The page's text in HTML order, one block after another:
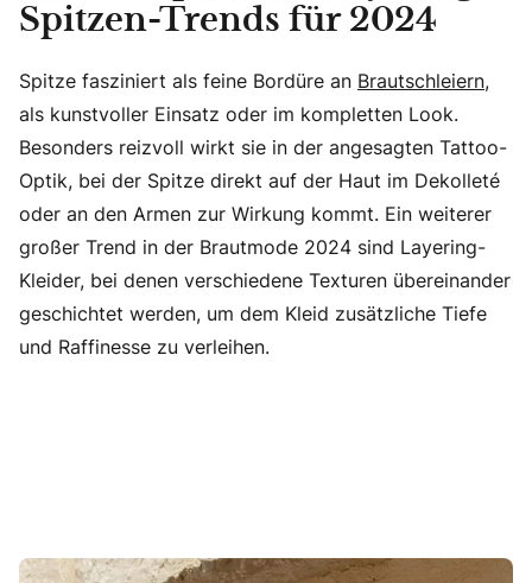
Spitzen-Trends für 2024
Spitze fasziniert als feine Bordüre an Brautschleiern,
als kunstvoller Einsatz oder im kompletten Look.
Besonders reizvoll wirkt sie in der angesagten Tattoo-
Optik, bei der Spitze direkt auf der Haut im Dekolleté
oder an den Armen zur Wirkung kommt. Ein weiterer
großer Trend in der Brautmode 2024 sind Layering-
Kleider, bei denen verschiedene Texturen übereinander
geschichtet werden, um dem Kleid zusätzliche Tiefe
und Raffinesse zu verleihen.